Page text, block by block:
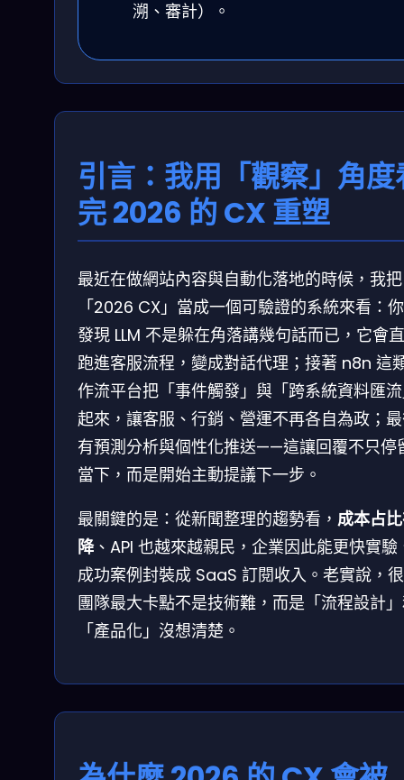
溯、審計）。
引言：我用「觀察」角度
完 2026 的 CX 重塑
最近在做網站內容與自動化落地的時候，我把
「2026 CX」當成一個可驗證的系統來看：
發現 LLM 不是躲在角落講幾句話而已，它會
跑進客服流程，變成對話代理；接著 n8n 這
作流平台把「事件觸發」與「跨系統資料匯
起來，讓客服、行銷、營運不再各自為政；
有預測分析與個性化推送——這讓回覆不只停
當下，而是開始主動提議下一步。
最關鍵的是：從新聞整理的趨勢看， 成本占
降、API 也越來越親民，企業因此能更快實驗
成功案例封裝成 SaaS 訂閱收入。老實說，
團隊最大卡點不是技術難，而是「流程設計
「產品化」沒想清楚。